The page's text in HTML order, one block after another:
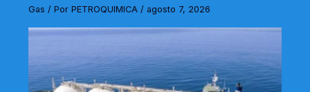
Gas / PorPETROQUIMICA/ agosto 7, 2026